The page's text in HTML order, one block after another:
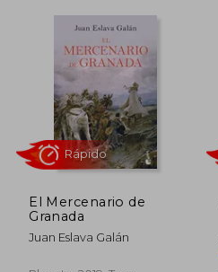
5%
dcto.
22,90 €
21,76 €
El Mercenario de
Granada
Juan Eslava Galán